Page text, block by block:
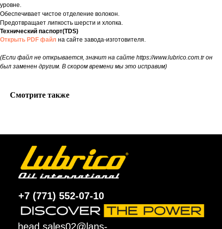
уровне.
Обеспечивает чистое отделение волокон.
Предотвращает липкость шерсти и хлопка.
Технический паспорт(TDS)
Открыть PDF файл на сайте завода-изготовителя.
(Если файл не открывается, значит на сайте https://www.lubrico.com.tr он
был заменен другим. В скором времени мы это исправим)
Смотрите также
+7 (771) 552-07-10
head.sales02@lans-